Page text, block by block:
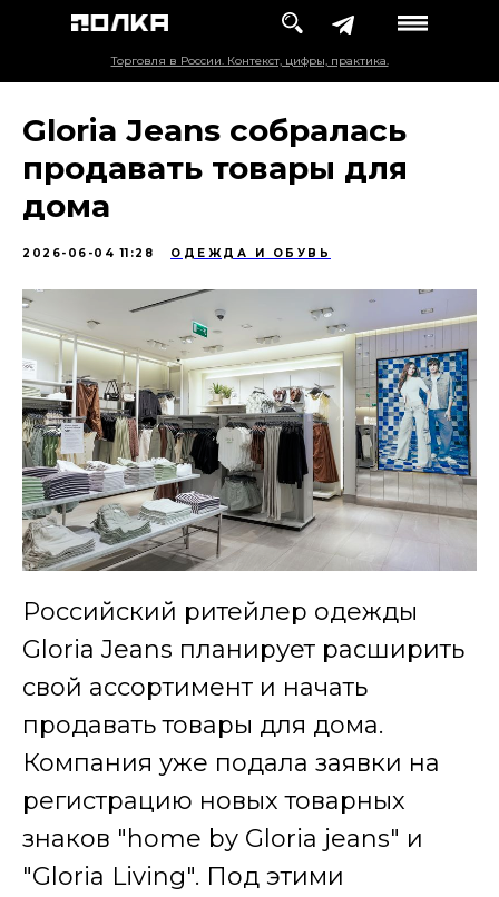
Торговля в России. Контекст, цифры, практика.
Gloria Jeans собралась
продавать товары для
дома
2026-06-04 11:28 ОДЕЖДА И ОБУВЬ
Российский ритейлер одежды
Gloria Jeans планирует расширить
свой ассортимент и начать
продавать товары для дома.
Компания уже подала заявки на
регистрацию новых товарных
знаков "home by Gloria jeans" и
"Gloria Living". Под этими